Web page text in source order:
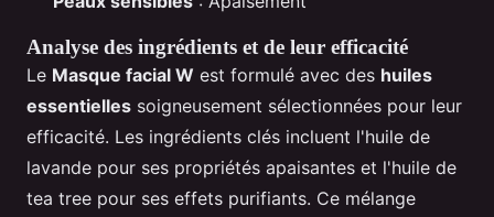
Analyse des ingrédients et de leur efficacité
Le Masque facial W est formulé avec des huiles
essentielles soigneusement sélectionnées pour leur
efficacité. Les ingrédients clés incluent l'huile de
lavande pour ses propriétés apaisantes et l'huile de
tea tree pour ses effets purifiants. Ce mélange